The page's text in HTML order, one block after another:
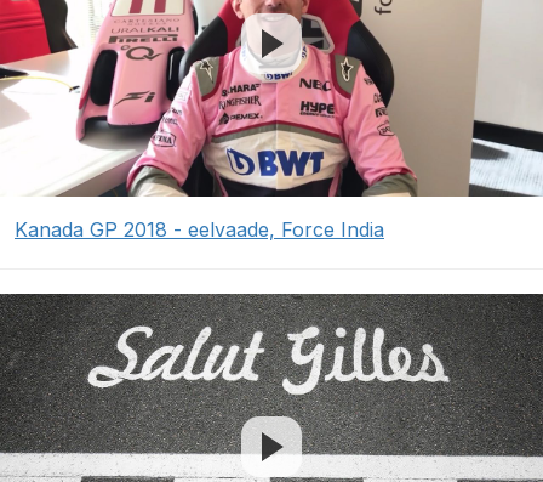
Kanada GP 2018 - eelvaade, Force India